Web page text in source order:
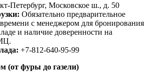
Петербург, Московское ш., д. 50
Обязательно предварительное
времени с менеджером для бронирования
и наличие доверенности на
+7-812-640-95-99
(от фуры до газели)